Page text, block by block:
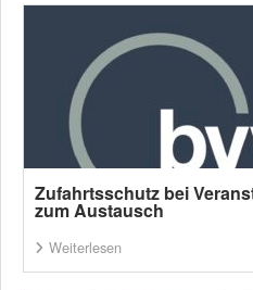
Zufahrtsschutz bei
zum Austausch
Weiterlesen